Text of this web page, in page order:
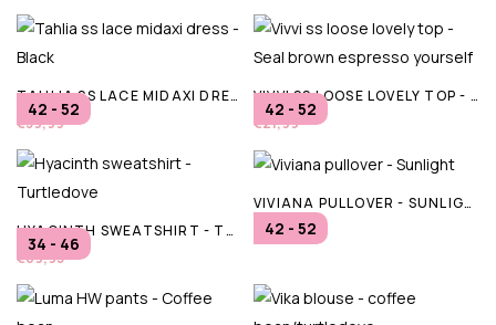
42 - 52
TAHLIA SS LACE MIDAXI DRESS - BLACK
€39,99
42 - 52
VIVVI SS LOOSE LOVELY TOP - SEAL BROWN ESPRESSO YOURSELF
€21,99
34 - 46
HYACINTH SWEATSHIRT - TURTLEDOVE
€69,95
42 - 52
VIVIANA PULLOVER - SUNLIGHT
€44,95